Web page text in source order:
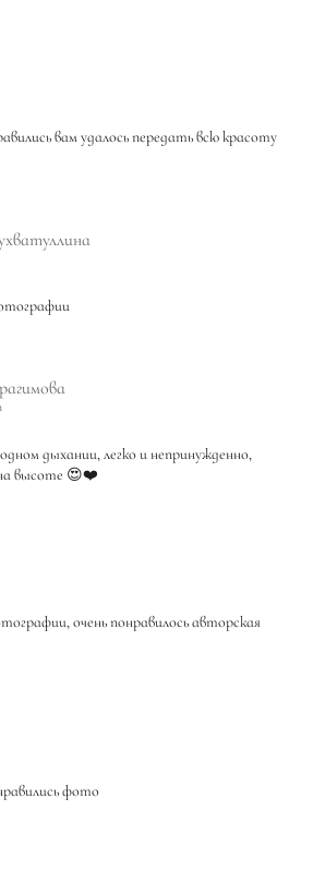
вам удалось передать всю красоту
дыхании, легко и непринужденно,
высоте 😍❤️
очень понравилось авторская
фото